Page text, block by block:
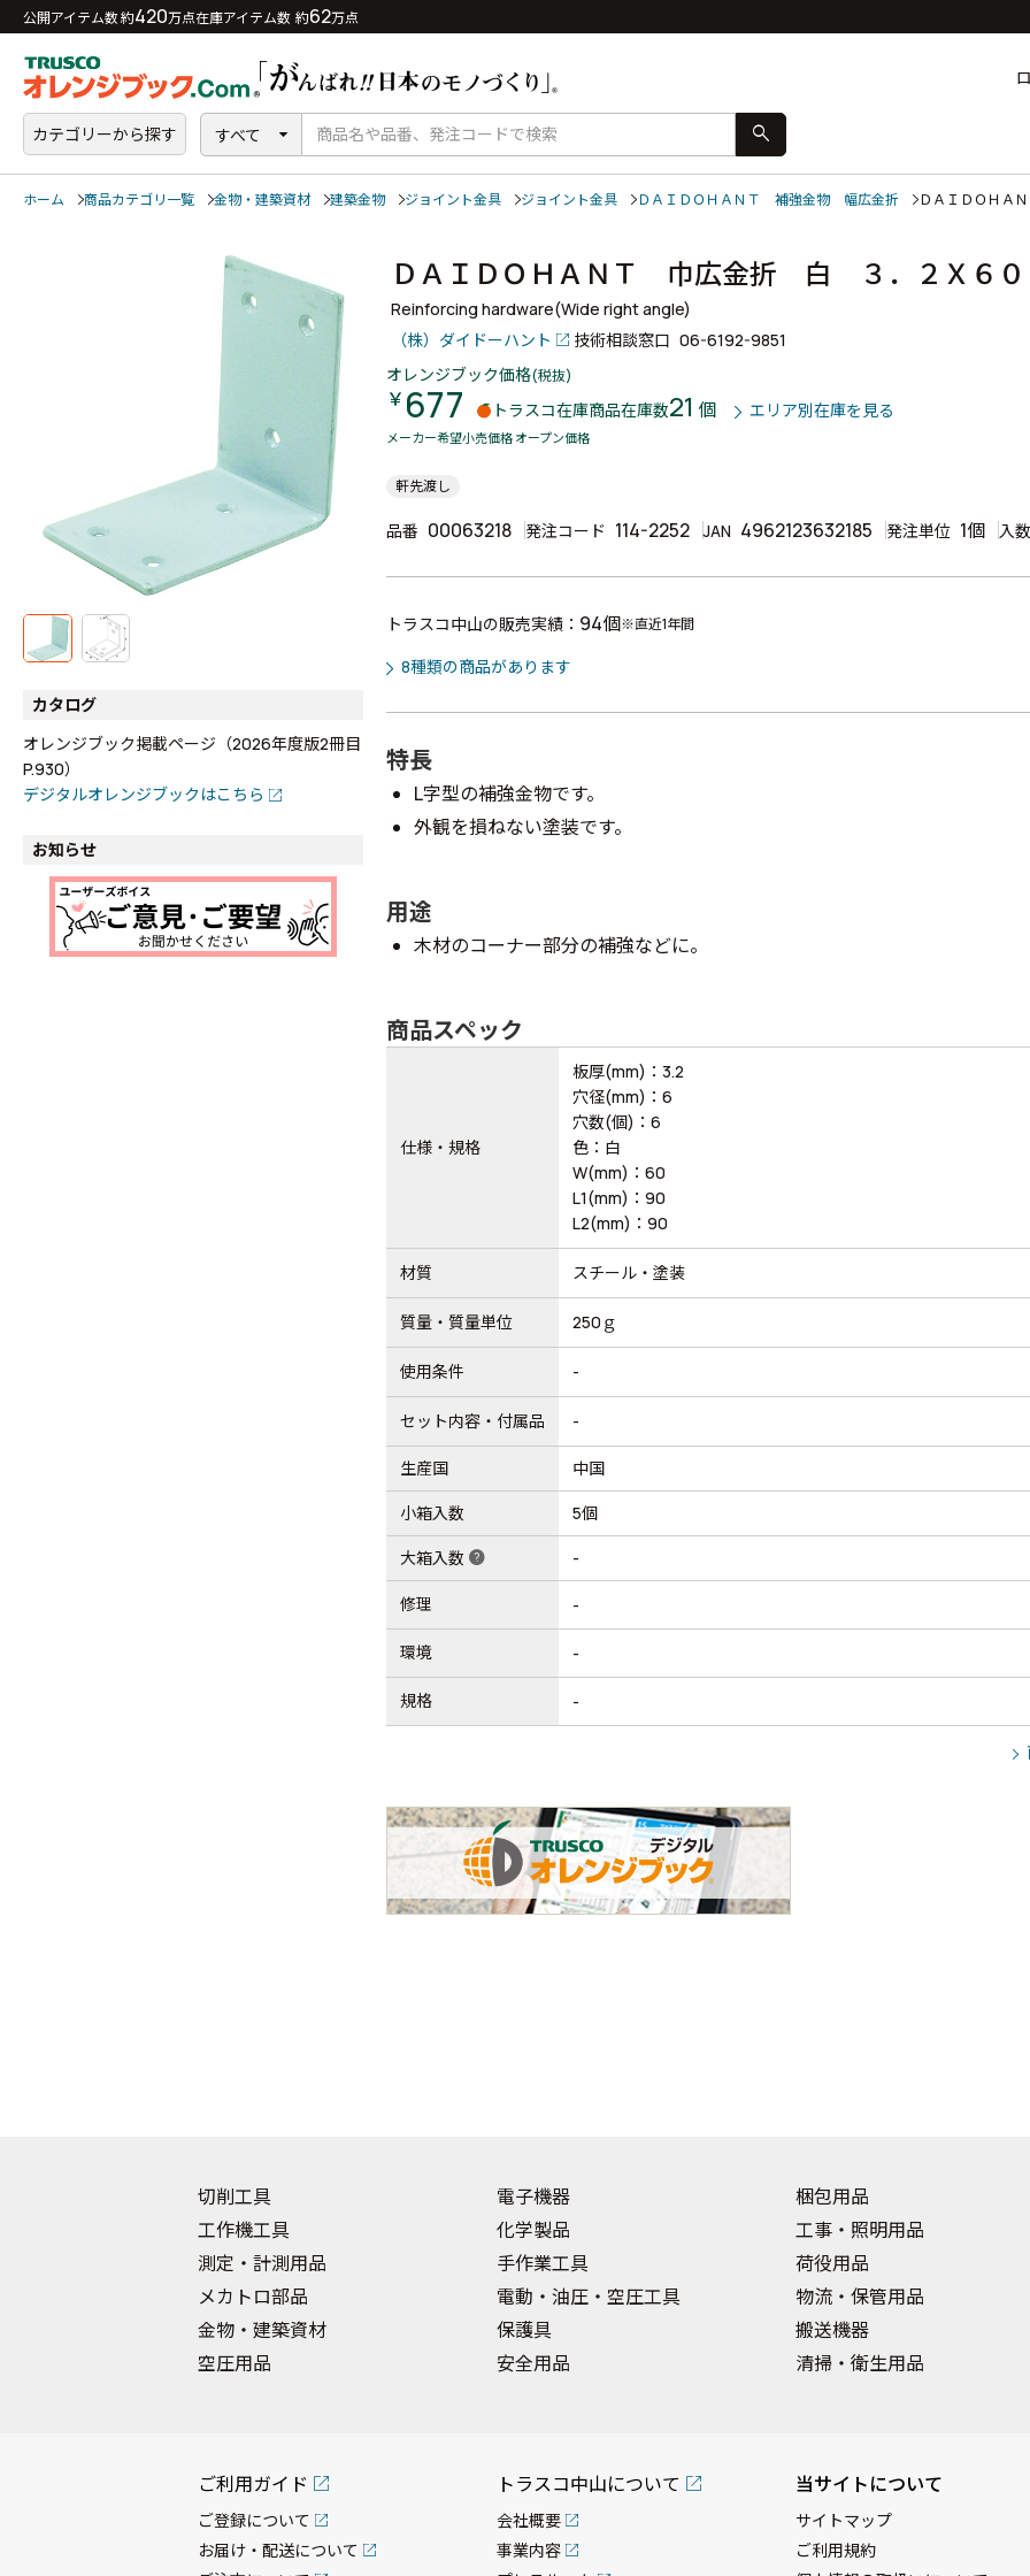
公開アイテム数 約420万点在庫アイテム数 約62万点
カテゴリーから探す すべて search
ホーム 商品カテゴリ一覧 金物・建築資材 建築金物 ジョイント金具 ジョイント金具 ＤＡＩＤＯＨＡＮＴ 補強金物 幅広金折 ＤＡＩＤＯＨ
カタログ
オレンジブック掲載ページ（2026年度版2冊目
P.930）
デジタルオレンジブックはこちら
お知らせ
ＤＡＩＤＯＨＡＮＴ 巾広金折 白 ３．２Ｘ６
Reinforcing hardware(Wide right angle)
（株）ダイドーハント
技術相談窓口 06-6192-9851
オレンジブック価格(税抜)
￥ 677 トラスコ在庫商品在庫数21 個 エリア別在庫を見る
メーカー希望小売価格 オープン価格
軒先渡し
品番 00063218 発注コード 114-2252 JAN 4962123632185 発注単位 1個 入数
トラスコ中山の販売実績： 94個※直近1年間
8種類の商品があります
特長
L字型の補強金物です。
外観を損ねない塗装です。
用途
木材のコーナー部分の補強などに。
商品スペック
仕様・規格
板厚(mm)：3.2
穴径(mm)：6
穴数(個)：6
色：白
W(mm)：60
L1(mm)：90
L2(mm)：90
材質 スチール・塗装
質量・質量単位 250ｇ
使用条件 -
セット内容・付属品 -
生産国 中国
小箱入数 5個
大箱入数 help -
修理 -
環境 -
規格 -
切削工具
工作機工具
測定・計測用品
メカトロ部品
金物・建築資材
空圧用品
電子機器
化学製品
手作業工具
電動・油圧・空圧工具
保護具
安全用品
梱包用品
工事・照明用品
荷役用品
物流・保管用品
搬送機器
清掃・衛生用品
ご利用ガイド
ご登録について
お届け・配送について
トラスコ中山について
会社概要
事業内容
当サイトについて
サイトマップ
ご利用規約